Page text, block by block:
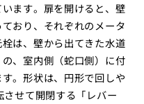
ます。扉を開けると、壁
おり、それぞれのメータ
は、壁から出てきた水道
、室内側（蛇口側）に付
。形状は、円形で回しや
せて開閉する「レバー